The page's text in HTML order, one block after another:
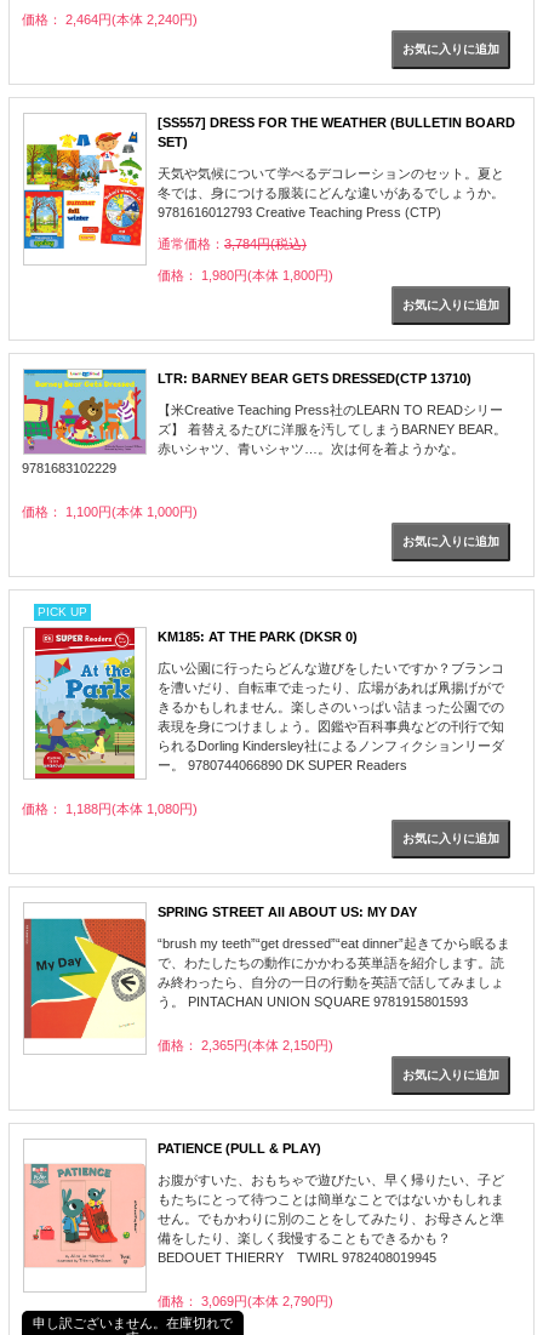
価格： 2,464円(本体 2,240円)
[SS557] DRESS FOR THE WEATHER (BULLETIN BOARD
SET)
天気や気候について学べるデコレーションのセット。夏と
冬では、身につける服装にどんな違いがあるでしょうか。
9781616012793 Creative Teaching Press (CTP)
通常価格： 3,784円(税込)
価格： 1,980円(本体 1,800円)
LTR: BARNEY BEAR GETS DRESSED(CTP 13710)
【米Creative Teaching Press社のLEARN TO READシリー
ズ】 着替えるたびに洋服を汚してしまうBARNEY BEAR。
赤いシャツ、青いシャツ…。次は何を着ようかな。
9781683102229
価格： 1,100円(本体 1,000円)
PICK UP
KM185: AT THE PARK (DKSR 0)
広い公園に行ったらどんな遊びをしたいですか？ブランコ
を漕いだり、自転車で走ったり、広場があれば凧揚げがで
きるかもしれません。楽しさのいっぱい詰まった公園での
表現を身につけましょう。図鑑や百科事典などの刊行で知
られるDorling Kindersley社によるノンフィクションリーダ
ー。 9780744066890 DK SUPER Readers
価格： 1,188円(本体 1,080円)
SPRING STREET All ABOUT US: MY DAY
“brush my teeth”“get dressed”“eat dinner”起きてから眠るま
で、わたしたちの動作にかかわる英単語を紹介します。読
み終わったら、自分の一日の行動を英語で話してみましょ
う。 PINTACHAN UNION SQUARE 9781915801593
価格： 2,365円(本体 2,150円)
PATIENCE (PULL & PLAY)
お腹がすいた、おもちゃで遊びたい、早く帰りたい、子ど
もたちにとって待つことは簡単なことではないかもしれま
せん。でもかわりに別のことをしてみたり、お母さんと準
備をしたり、楽しく我慢することもできるかも？
BEDOUET THIERRY TWIRL 9782408019945
価格： 3,069円(本体 2,790円)
申し訳ございません。在庫切れで